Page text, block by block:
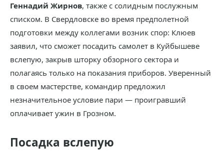
Геннадий Жирнов, также с солидным послужным
списком. В Свердловске во время предполетной
подготовки между коллегами возник спор: Клюев
заявил, что сможет посадить самолет в Куйбышеве
вслепую, закрыв шторку обзорного сектора и
полагаясь только на показания приборов. Уверенный
в своем мастерстве, командир предложил
незначительное условие пари — проигравший
оплачивает ужин в Грозном.
Посадка вслепую